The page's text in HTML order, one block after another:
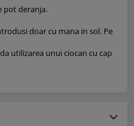
pot deranja.
doar cu mana in sol. Pe
utilizarea unui ciocan cu cap